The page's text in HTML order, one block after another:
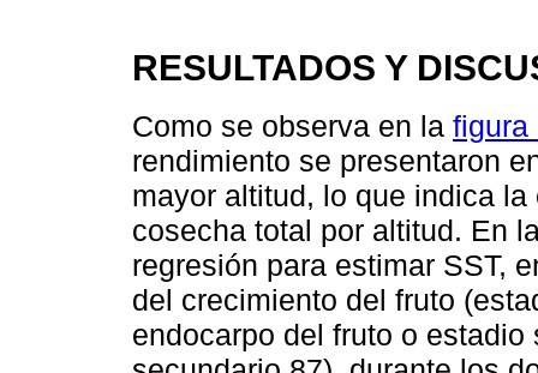
RESULTADOS Y
Como se observa en la figura
rendimiento se presentaron
mayor altitud, lo que indica
cosecha total por altitud. En
regresión para estimar SST,
del crecimiento del fruto
endocarpo del fruto o